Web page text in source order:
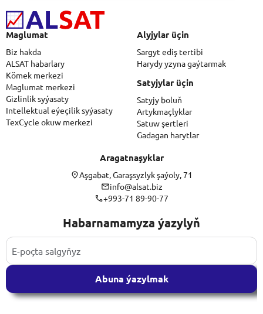
Maglumat
Biz hakda
ALSAT habarlary
Kömek merkezi
Maglumat merkezi
Gizlinlik syýasaty
Intellektual eýeçilik syýasaty
TexCycle okuw merkezi
Alyjylar üçin
Sargyt ediş tertibi
Harydy yzyna gaýtarmak
Satyjylar üçin
Satyjy boluň
Artykmaçlyklar
Satuw şertleri
Gadagan harytlar
Aragatnaşyklar
Aşgabat, Garaşsyzlyk şaýoly, 71
info@alsat.biz
+993-71 89-90-77
Habarnamamyza ýazylyň
Abuna ýazylmak